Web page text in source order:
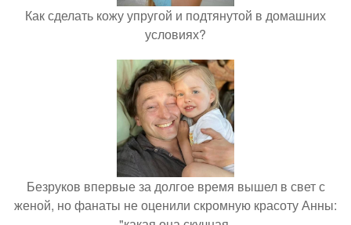
Как сделать кожу упругой и подтянутой в домашних
условиях?
Безруков впервые за долгое время вышел в свет с
женой, но фанаты не оценили скромную красоту Анны: